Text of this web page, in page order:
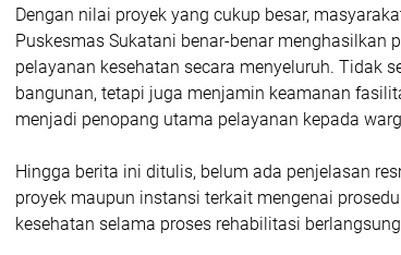
Dengan nilai proyek yang cukup besar,
Puskesmas Sukatani benar-benar menghasilkan
pelayanan kesehatan secara menyeluruh. Tidak
bangunan, tetapi juga menjamin keamanan
menjadi penopang utama pelayanan kepada
Hingga berita ini ditulis, belum ada penjelasan
proyek maupun instansi terkait mengenai
kesehatan selama proses rehabilitasi